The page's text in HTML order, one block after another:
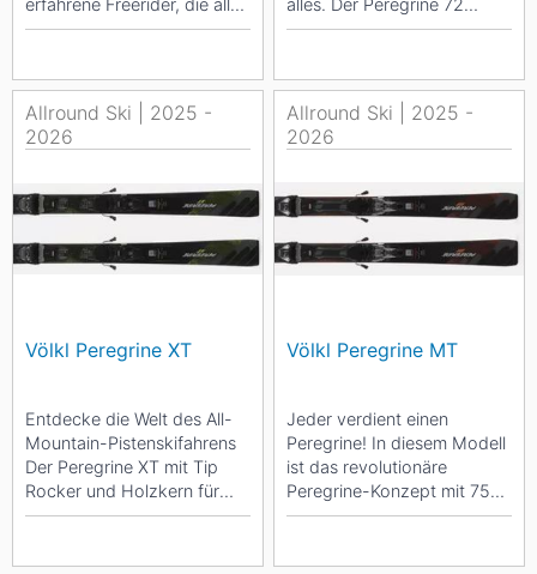
erfahrene Freerider, die alles
geben und alles verlangen.
alles. Der Peregrine 72
wurde für sportliche
Allround Ski | 2025 -
2026
Völkl Peregrine XT
Entdecke die Welt des All-
Mountain-Pistenskifahrens
Der Peregrine XT mit Tip
Rocker und Holzkern für
ambitionierte Anfänger, die
Allround Ski | 2025 -
2026
Völkl Peregrine MT
Jeder verdient einen
Peregrine! In diesem Modell
ist das revolutionäre
Peregrine-Konzept mit 75
mm unter dem Schuh